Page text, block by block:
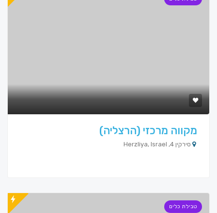
מקווה מרכזי (הרצליה)
סירקין 4, Herzliya, Israel
טבילת כלים